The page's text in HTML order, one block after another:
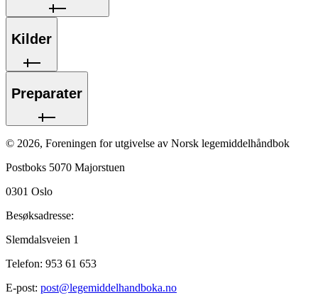
Kilder
Preparater
© 2026, Foreningen for utgivelse av Norsk legemiddelhåndbok
Postboks 5070 Majorstuen
0301 Oslo
Besøksadresse:
Slemdalsveien 1
Telefon: 953 61 653
E-post: post@legemiddelhandboka.no